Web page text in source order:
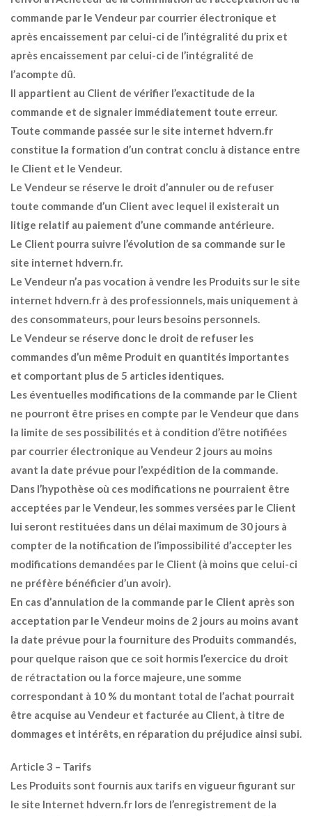
commande par le Vendeur par courrier électronique et
après encaissement par celui-ci de l’intégralité du prix et
après encaissement par celui-ci de l’intégralité de
l’acompte dû.
Il appartient au Client de vérifier l’exactitude de la
commande et de signaler immédiatement toute erreur.
Toute commande passée sur le site internet hdvern.fr
constitue la formation d’un contrat conclu à distance entre
le Client et le Vendeur.
Le Vendeur se réserve le droit d’annuler ou de refuser
toute commande d’un Client avec lequel il existerait un
litige relatif au paiement d’une commande antérieure.
Le Client pourra suivre l’évolution de sa commande sur le
site internet hdvern.fr.
Le Vendeur n’a pas vocation à vendre les Produits sur le site
internet hdvern.fr à des professionnels, mais uniquement à
des consommateurs, pour leurs besoins personnels.
Le Vendeur se réserve donc le droit de refuser les
commandes d’un même Produit en quantités importantes
et comportant plus de 5 articles identiques.
Les éventuelles modifications de la commande par le Client
ne pourront être prises en compte par le Vendeur que dans
la limite de ses possibilités et à condition d’être notifiées
par courrier électronique au Vendeur 2 jours au moins
avant la date prévue pour l’expédition de la commande.
Dans l’hypothèse où ces modifications ne pourraient être
acceptées par le Vendeur, les sommes versées par le Client
lui seront restituées dans un délai maximum de 30 jours à
compter de la notification de l’impossibilité d’accepter les
modifications demandées par le Client (à moins que celui-ci
ne préfère bénéficier d’un avoir).
En cas d’annulation de la commande par le Client après son
acceptation par le Vendeur moins de 2 jours au moins avant
la date prévue pour la fourniture des Produits commandés,
pour quelque raison que ce soit hormis l’exercice du droit
de rétractation ou la force majeure, une somme
correspondant à 10 % du montant total de l’achat pourrait
être acquise au Vendeur et facturée au Client, à titre de
dommages et intérêts, en réparation du préjudice ainsi subi.
Article 3 – Tarifs
Les Produits sont fournis aux tarifs en vigueur figurant sur
le site Internet hdvern.fr lors de l’enregistrement de la